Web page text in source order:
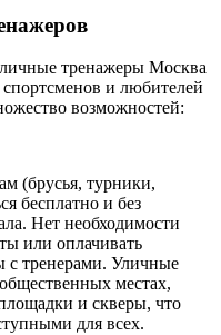
тренажеры Москва
и любителей
возможностей:
(брусья, турники,
бесплатно и без
Нет необходимости
или оплачивать
с тренерами. Уличные
местах,
и скверы, что
для всех.